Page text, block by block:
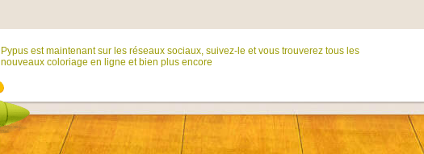
Pypus est maintenant sur ​​les réseaux sociaux, suivez-le et vous trouverez tous les
nouveaux coloriage en ligne et bien plus encore